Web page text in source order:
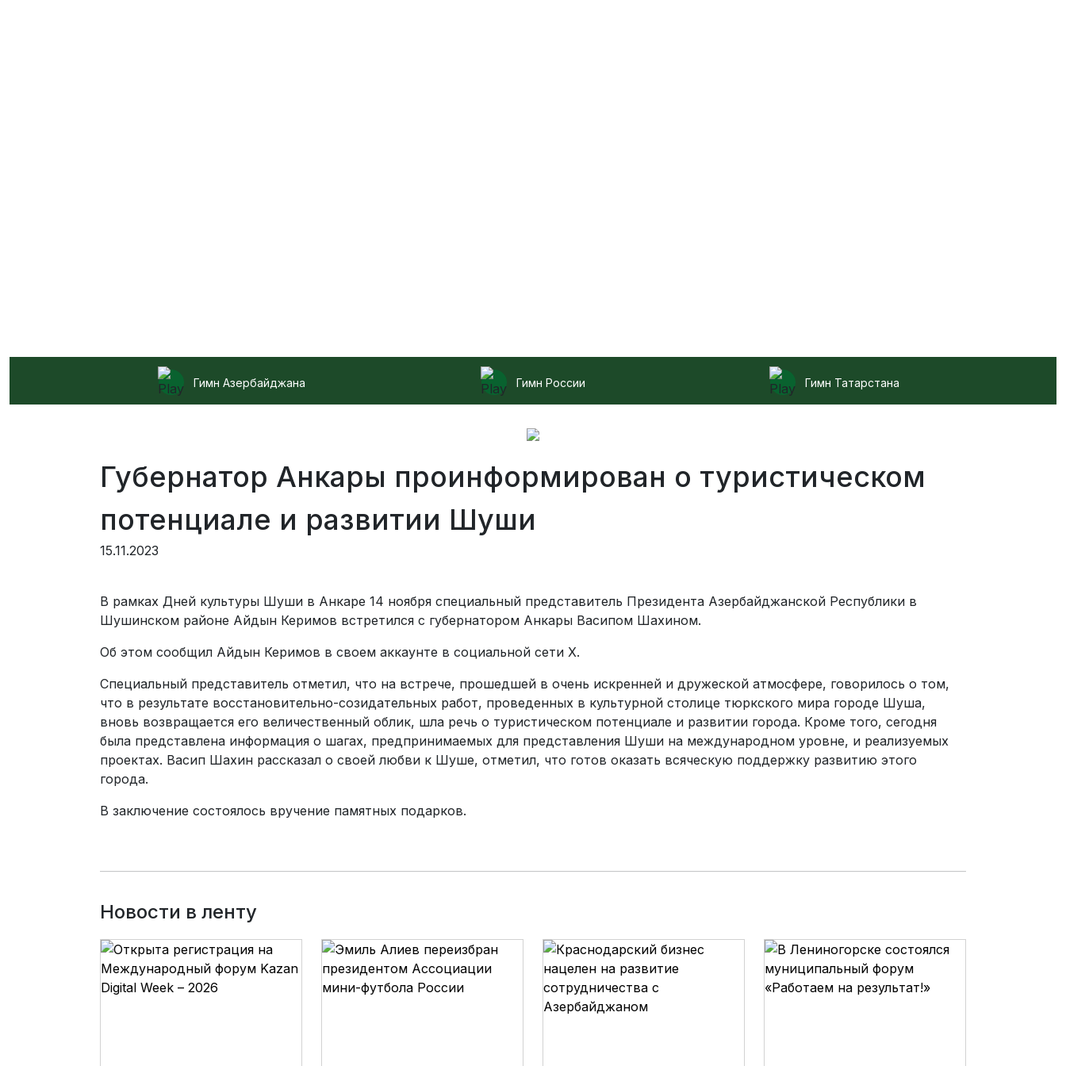
Гимн Азербайджана Гимн России Гимн Татарстана
Губернатор Анкары проинформирован о туристическом
потенциале и развитии Шуши
15.11.2023
В рамках Дней культуры Шуши в Анкаре 14 ноября специальный представитель Президента Азербайджанской Республики в
Шушинском районе Айдын Керимов встретился с губернатором Анкары Васипом Шахином.
Об этом сообщил Айдын Керимов в своем аккаунте в социальной сети X.
Специальный представитель отметил, что на встрече, прошедшей в очень искренней и дружеской атмосфере, говорилось о том,
что в результате восстановительно-созидательных работ, проведенных в культурной столице тюркского мира городе Шуша,
вновь возвращается его величественный облик, шла речь о туристическом потенциале и развитии города. Кроме того, сегодня
была представлена информация о шагах, предпринимаемых для представления Шуши на международном уровне, и реализуемых
проектах. Васип Шахин рассказал о своей любви к Шуше, отметил, что готов оказать всяческую поддержку развитию этого
города.
В заключение состоялось вручение памятных подарков.
Новости в ленту